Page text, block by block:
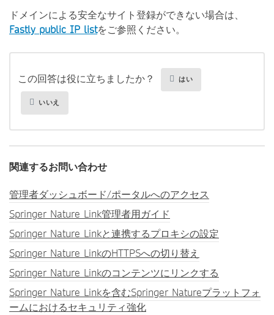
ドメインによる安全なサイト登録ができない場合は、
Fastly public IP listをご参照ください。
この回答は役に立ちましたか？ はい
いいえ
関連するお問い合わせ
管理者ダッシュボード/ポータルへのアクセス
Springer Nature Link管理者用ガイド
Springer Nature Linkと連携するプロキシの設定
Springer Nature LinkのHTTPSへの切り替え
Springer Nature Linkのコンテンツにリンクする
Springer Nature Linkを含むSpringer Natureプラットフォ
ームにおけるセキュリティ強化